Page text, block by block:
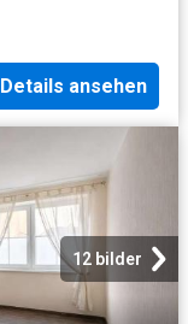
Details ansehen
12 bilder